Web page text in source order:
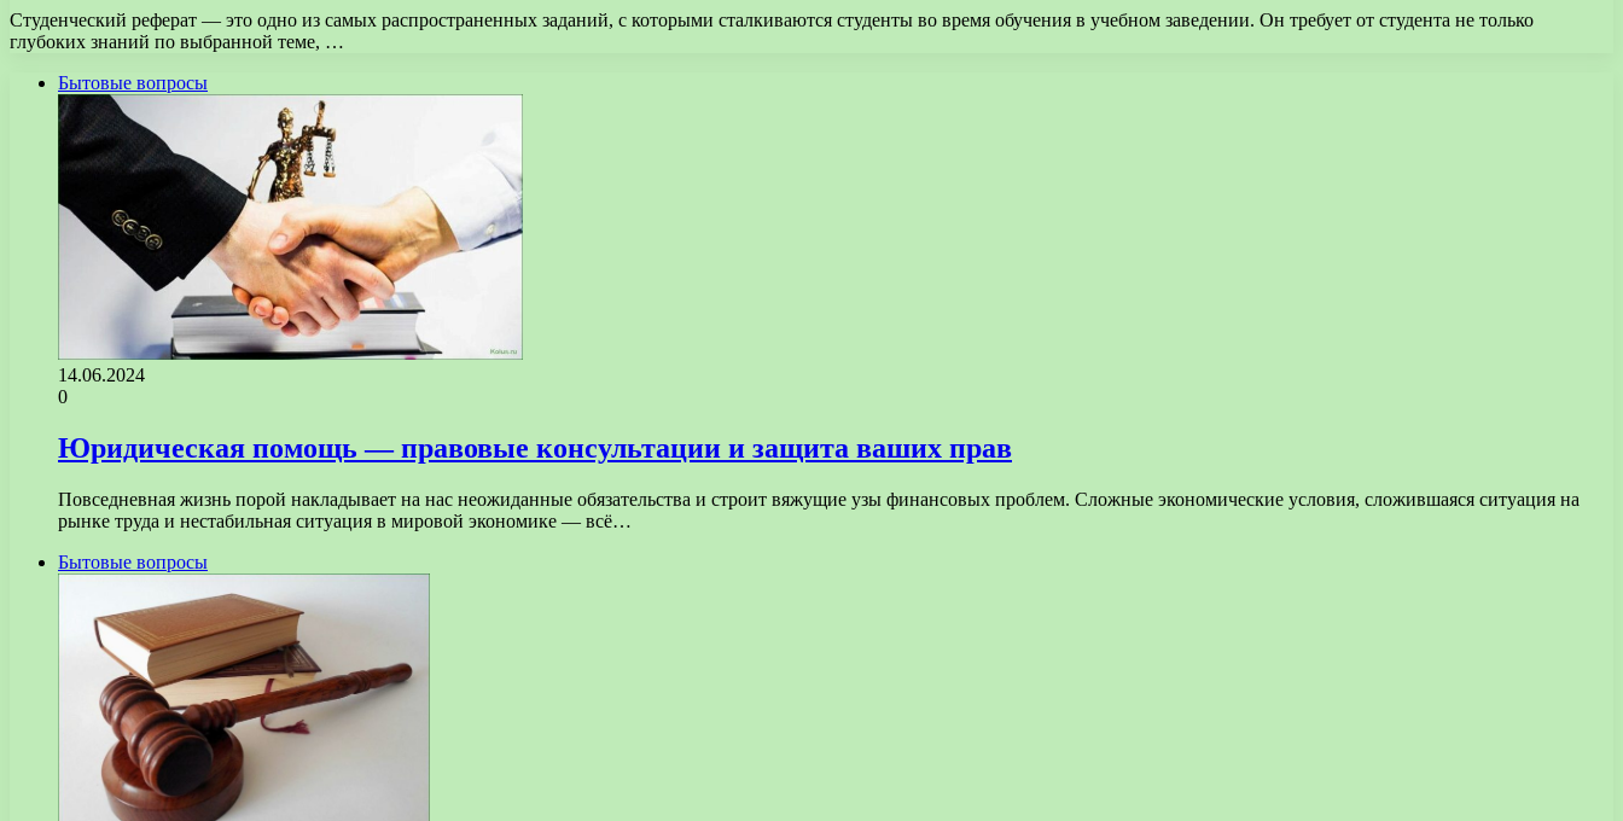
Студенческий реферат — это одно из самых распространенных заданий, с которыми сталкиваются студенты во время обучения в учебном заведении. Он требует от студента не только
глубоких знаний по выбранной теме, …
Бытовые вопросы
14.06.2024
0
Юридическая помощь — правовые консультации и защита ваших прав
Повседневная жизнь порой накладывает на нас неожиданные обязательства и строит вяжущие узы финансовых проблем. Сложные экономические условия, сложившаяся ситуация на
рынке труда и нестабильная ситуация в мировой экономике — всё…
Бытовые вопросы